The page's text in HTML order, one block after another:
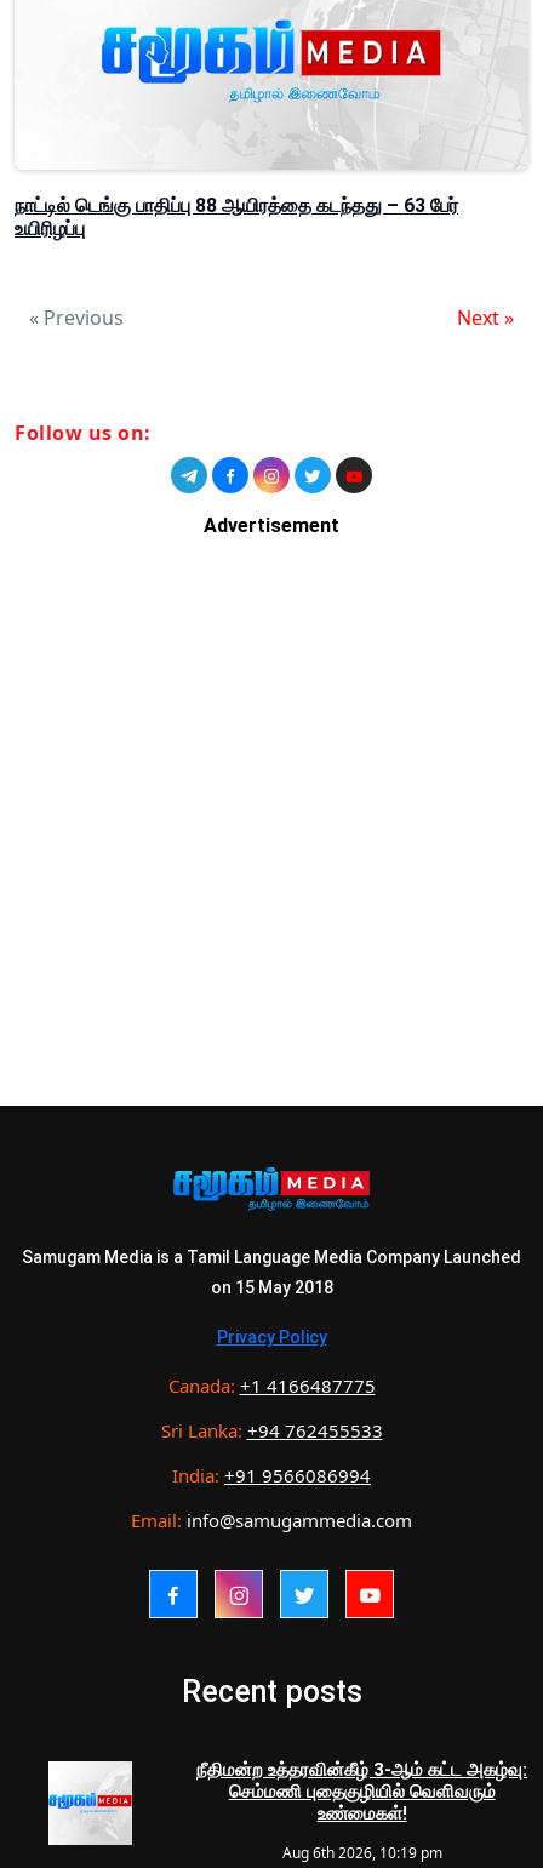
நாட்டில் டெங்கு பாதிப்பு 88 ஆயிரத்தை கடந்தது – 63 பேர்
உயிரிழப்பு
« Previous Next »
Follow us on:
Advertisement
Samugam Media is a Tamil Language Media Company Launched
on 15 May 2018
Privacy Policy
Canada: +1 4166487775
Sri Lanka: +94 762455533
India: +91 9566086994
Email: info@samugammedia.com
Recent posts
நீதிமன்ற உத்தரவின்கீழ் 3-ஆம் கட்ட அகழ்வு:
செம்மணி புதைகுழியில் வெளிவரும்
உண்மைகள்!
Aug 6th 2026, 10:19 pm